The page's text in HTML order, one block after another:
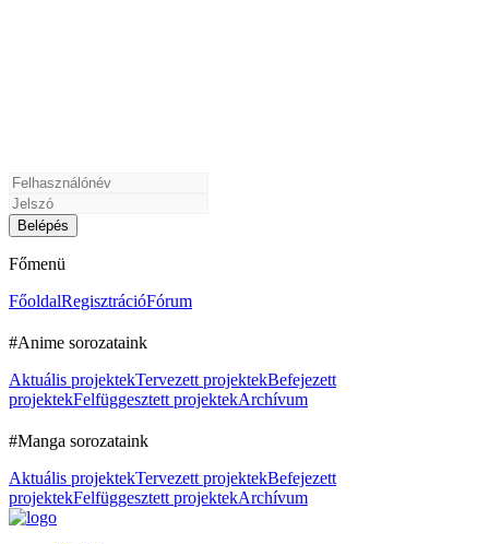
Főmenü
FőoldalRegisztrációFórum
#Anime sorozataink
Aktuális projektekTervezett projektekBefejezett
projektekFelfüggesztett projektekArchívum
#Manga sorozataink
Aktuális projektekTervezett projektekBefejezett
projektekFelfüggesztett projektekArchívum